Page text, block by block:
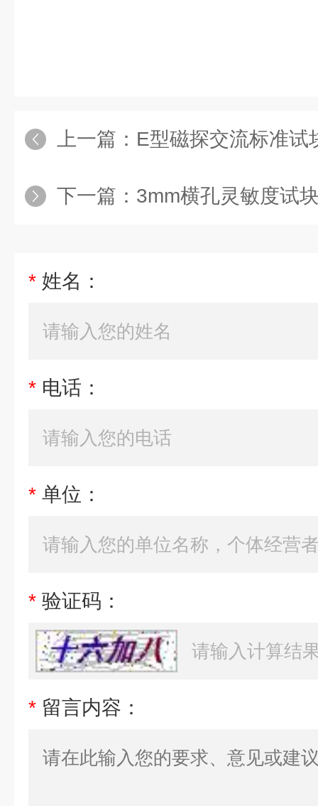
上一篇： E型磁探交流标准试
下一篇： 3mm横孔灵敏度试
* 姓名：
* 电话：
* 单位：
* 验证码：
* 留言内容：